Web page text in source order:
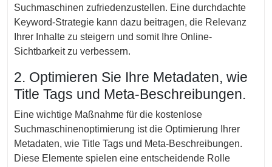
Suchmaschinen zufriedenzustellen. Eine durchdachte
Keyword-Strategie kann dazu beitragen, die Relevanz
Ihrer Inhalte zu steigern und somit Ihre Online-
Sichtbarkeit zu verbessern.
2. Optimieren Sie Ihre Metadaten, wie
Title Tags und Meta-Beschreibungen.
Eine wichtige Maßnahme für die kostenlose
Suchmaschinenoptimierung ist die Optimierung Ihrer
Metadaten, wie Title Tags und Meta-Beschreibungen.
Diese Elemente spielen eine entscheidende Rolle